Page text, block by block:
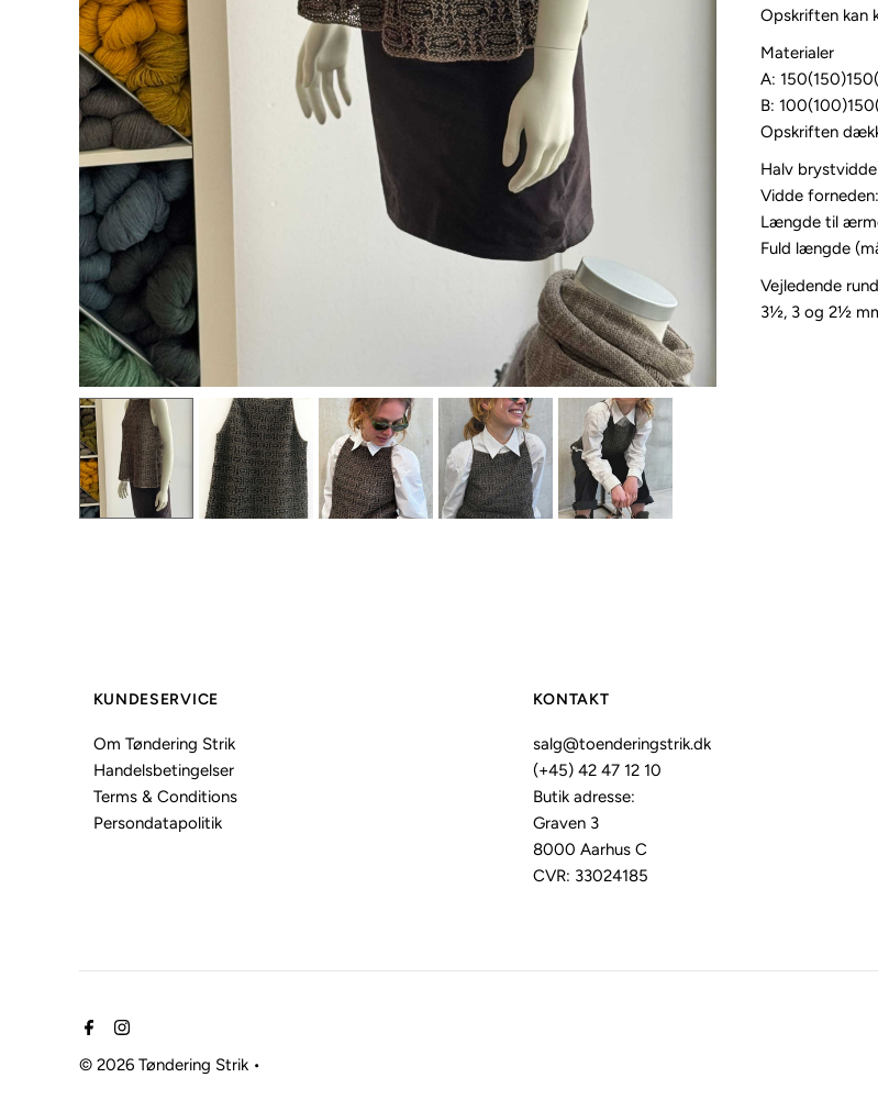
Opskriften kan
Materialer
A:
B:
Opskriften
Halv
Vidde
Længde til
Fuld længde
Vejledende
3½, 3 og 2½
KUNDESERVICE
Om Tøndering Strik
Handelsbetingelser
Terms & Conditions
Persondatapolitik
KONTAKT
salg@toenderingstrik.dk
(+45) 42 47 12 10
Butik adresse:
Graven 3
8000 Aarhus C
CVR: 33024185
© 2026 Tøndering Strik •